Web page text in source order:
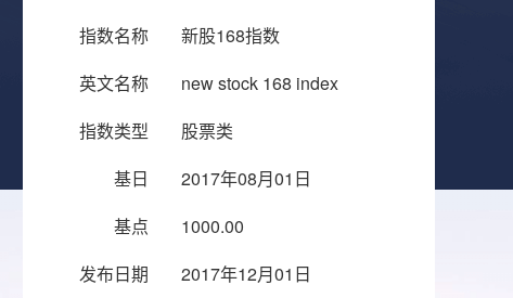
指数名称
新股168指数
英文名称
new stock 168 index
指数类型
股票类
基日
2017年08月01日
基点
1000.00
发布日期
2017年12月01日